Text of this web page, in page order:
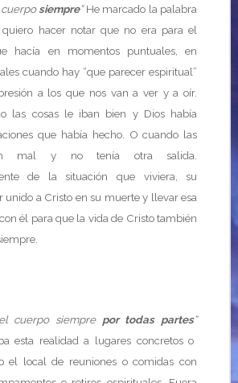
siempre”He marcado la palabra
hacer notar que no era para el
hacía en momentos puntuales, en
cuando hay “que parecer espiritual”
a los que nos van a ver y a oír.
las cosas le iban bien y Dios había
que había hecho. O cuando las
mal y no tenía otra salida.
de la situación que viviera, su
unido a Cristo en su muerte y llevar esa
él para que la vida de Cristo también
cuerpo siempre por todas partes”
esta realidad a lugares concretos o
el local de reuniones o comidas con